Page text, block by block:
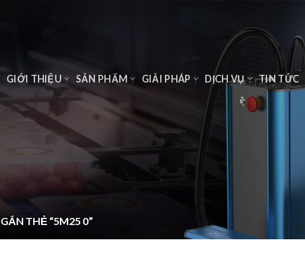
GIỚI THIỆU SẢN PHẨM GIẢI PHÁP DỊCH VỤ TIN TỨC
THẺ “5M25 0”